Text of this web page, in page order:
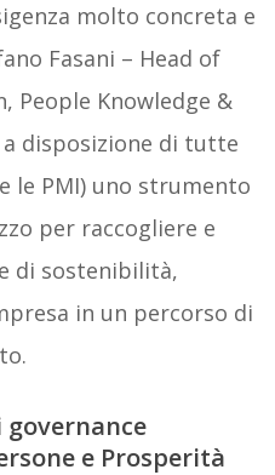
molto concreta e
Fasani – Head of
People Knowledge &
a disposizione di tutte
le PMI) uno strumento
per raccogliere e
di sostenibilità,
in un percorso di
e Prosperità